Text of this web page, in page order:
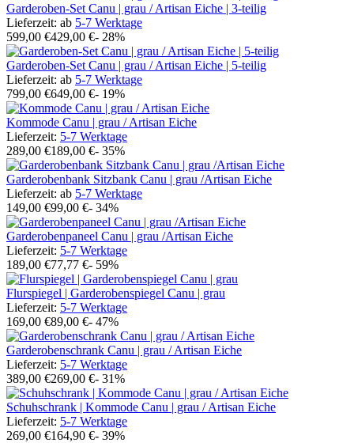
Garderoben-Set Canu | grau / Artisan Eiche | 3-teilig
Lieferzeit: ab 5-7 Werktage
599,00 €429,00 €- 28%
Garderoben-Set Canu | grau / Artisan Eiche | 5-teilig
Lieferzeit: ab 5-7 Werktage
799,00 €649,00 €- 19%
Kommode Canu | grau / Artisan Eiche
Lieferzeit: 5-7 Werktage
289,00 €189,00 €- 35%
Garderobenbank Sitzbank Canu | grau /Artisan Eiche
Lieferzeit: ab 5-7 Werktage
149,00 €99,00 €- 34%
Garderobenpaneel Canu | grau /Artisan Eiche
Lieferzeit: 5-7 Werktage
189,00 €77,77 €- 59%
Flurspiegel | Garderobenspiegel Canu | grau
Lieferzeit: 5-7 Werktage
169,00 €89,00 €- 47%
Garderobenschrank Canu | grau / Artisan Eiche
Lieferzeit: 5-7 Werktage
389,00 €269,00 €- 31%
Schuhschrank | Kommode Canu | grau / Artisan Eiche
Lieferzeit: 5-7 Werktage
269,00 €164,90 €- 39%